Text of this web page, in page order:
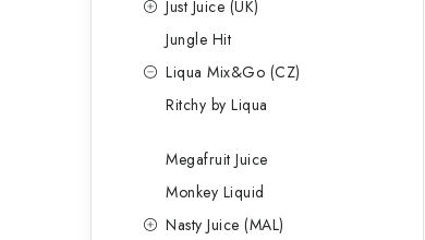
Just Juice (UK)
Jungle Hit
Liqua Mix&Go (CZ)
Ritchy by Liqua
Megafruit Juice
Monkey Liquid
Nasty Juice (MAL)